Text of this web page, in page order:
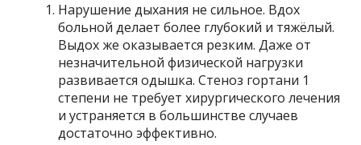
Нарушение дыхания не сильное. Вдох
больной делает более глубокий и тяжёлый.
Выдох же оказывается резким. Даже от
незначительной физической нагрузки
развивается одышка. Стеноз гортани 1
степени не требует хирургического лечения
и устраняется в большинстве случаев
достаточно эффективно.